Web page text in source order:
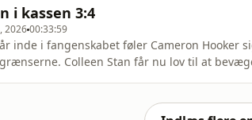
døre
i kassen 3:4
202600:33:59
inde i fangenskabet føler Cameron Hooker
Colleen Stan får nu lov til at